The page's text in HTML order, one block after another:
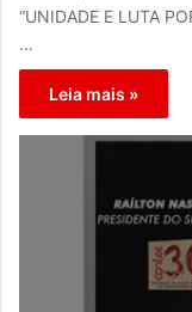
“UNIDADE E LUTA
…
Leia mais »